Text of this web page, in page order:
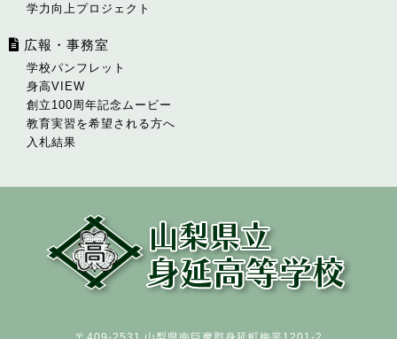
学力向上プロジェクト
広報・事務室
学校パンフレット
身高VIEW
創立100周年記念ムービー
教育実習を希望される方へ
入札結果